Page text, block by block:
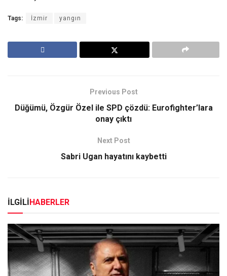
Tags: İzmir yangın
Previous Post
Düğümü, Özgür Özel ile SPD çözdü: Eurofighter’lara
onay çıktı
Next Post
Sabri Ugan hayatını kaybetti
İLGİLİHABERLER